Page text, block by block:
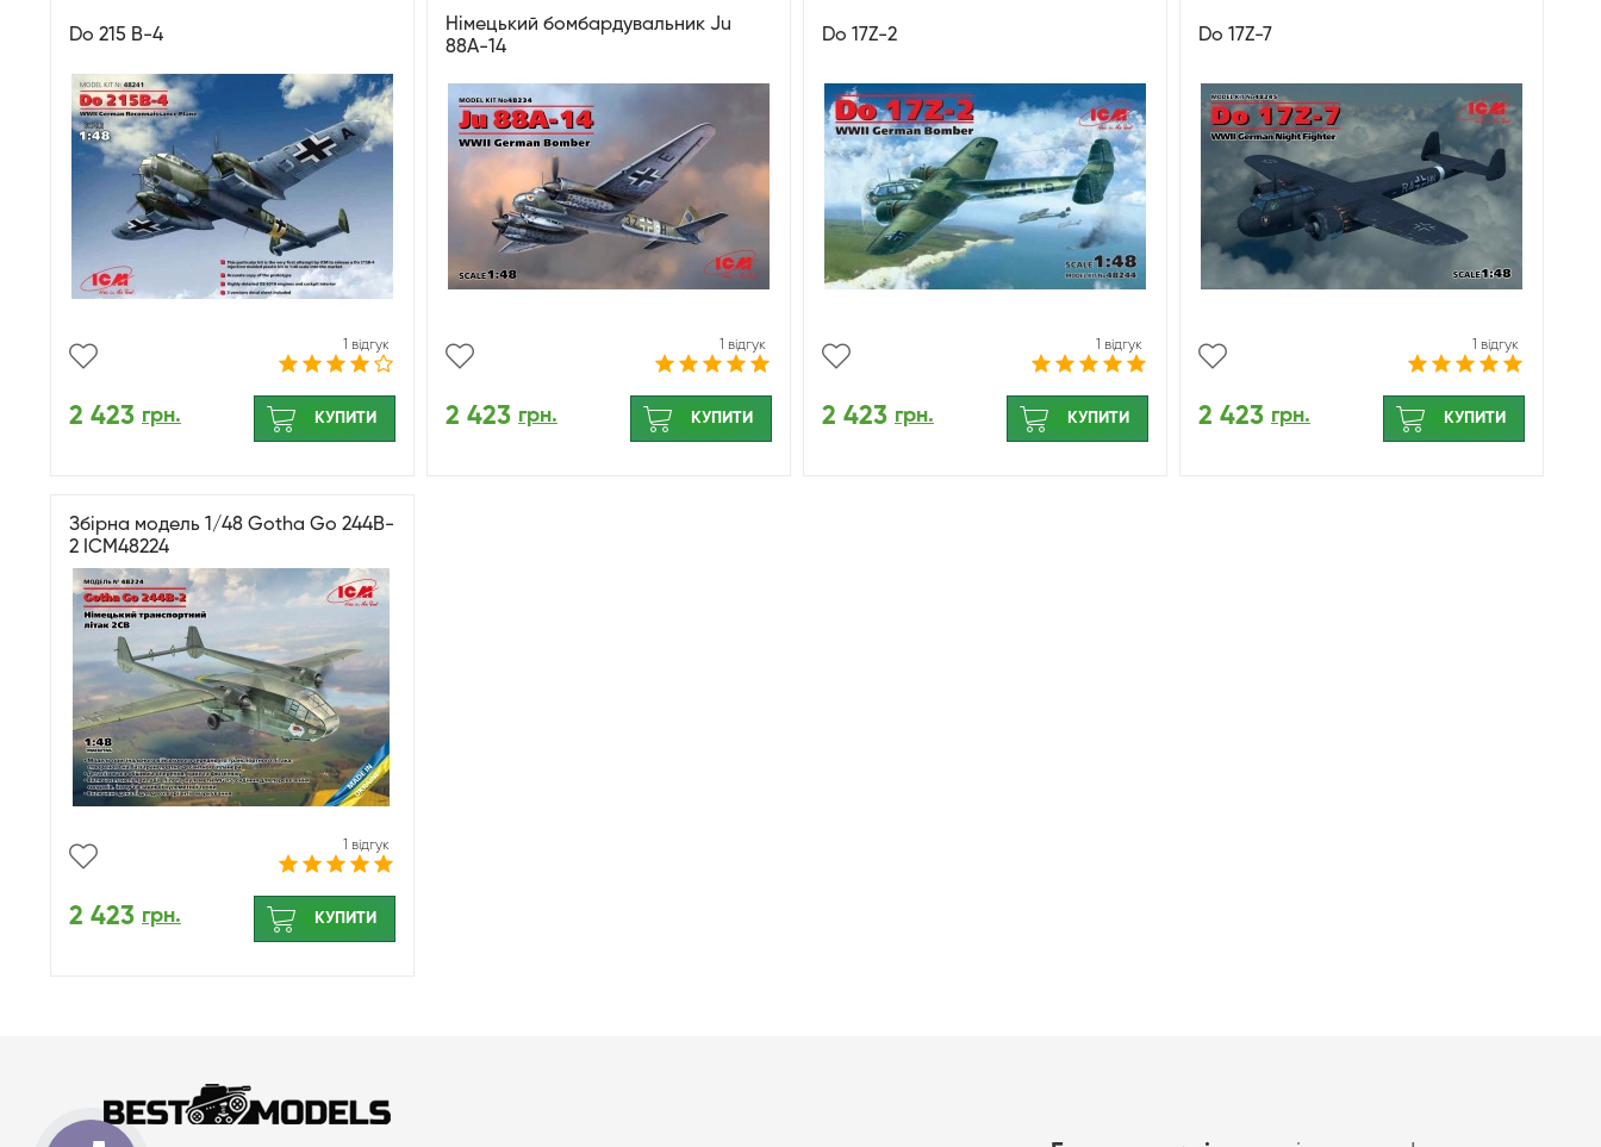
Do 215 B-4
1 відгук
2 423 грн. КУПИТИ
Німецький бомбардувальник Ju
88A-14
1 відгук
2 423 грн. КУПИТИ
Do 17Z-2
1 відгук
2 423 грн. КУПИТИ
Do 17Z-7
1 відгук
2 423 грн. КУПИТИ
Збірна модель 1/48 Gotha Go 244B-
2 ICM48224
1 відгук
2 423 грн. КУПИТИ